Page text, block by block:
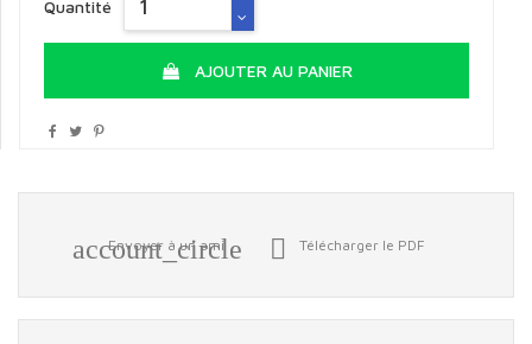
Quantité
AJOUTER AU PANIER
account_circle
Envoyer à un ami  Télécharger le PDF